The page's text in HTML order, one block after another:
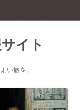
イト
い旅を。